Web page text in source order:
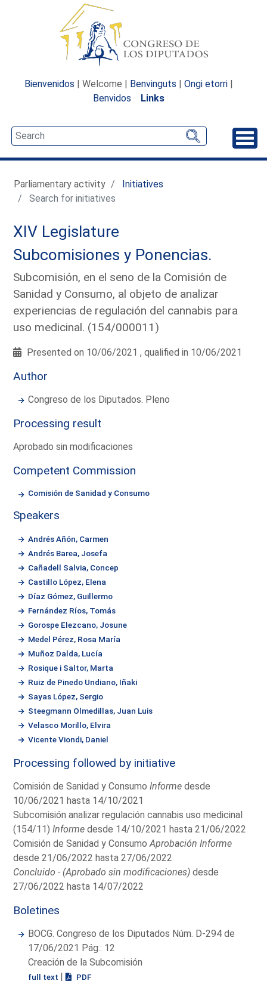
Bienvenidos | Welcome | Benvinguts | Ongi etorri |
Benvidos
Links
Parliamentary activity
Initiatives
Search for initiatives
XIV Legislature
Subcomisiones y Ponencias.
Subcomisión, en el seno de la Comisión de
Sanidad y Consumo, al objeto de analizar
experiencias de regulación del cannabis para
uso medicinal. (154/000011)
Presented on 10/06/2021 , qualified in 10/06/2021
Author
Congreso de los Diputados. Pleno
Processing result
Aprobado sin modificaciones
Competent Commission
Comisión de Sanidad y Consumo
Speakers
Andrés Añón, Carmen
Andrés Barea, Josefa
Cañadell Salvia, Concep
Castillo López, Elena
Díaz Gómez, Guillermo
Fernández Ríos, Tomás
Gorospe Elezcano, Josune
Medel Pérez, Rosa María
Muñoz Dalda, Lucía
Rosique i Saltor, Marta
Ruiz de Pinedo Undiano, Iñaki
Sayas López, Sergio
Steegmann Olmedillas, Juan Luis
Velasco Morillo, Elvira
Vicente Viondi, Daniel
Processing followed by initiative
Comisión de Sanidad y ConsumoInforme desde
10/06/2021 hasta 14/10/2021
Subcomisión analizar regulación cannabis uso medicinal
(154/11)Informe desde 14/10/2021 hasta 21/06/2022
Comisión de Sanidad y ConsumoAprobación Informe
desde 21/06/2022 hasta 27/06/2022
Concluido - (Aprobado sin modificaciones) desde
27/06/2022 hasta 14/07/2022
Boletines
BOCG. Congreso de los Diputados Núm. D-294 de
17/06/2021 Pág.: 12
Creación de la Subcomisión
full text | PDF